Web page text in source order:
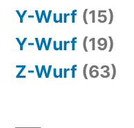
Y-Wurf (15)
Y-Wurf (19)
Z-Wurf (63)